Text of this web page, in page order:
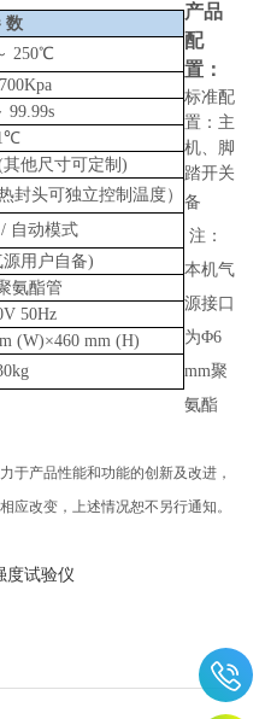
数
250℃
99.99s
其他尺寸可定制)
封头可独立控制温度）
/ 自动模式
源用户自备)
氨酯管
50Hz
(W)×460 mm (H)
产品
配
置：
标准配
置：主
机、脚
踏开关
备
注：
本机气
源接口
为Φ6
mm聚
氨酯
于产品性能和功能的创新及改进，
应改变，上述情况恕不另行通知。
度试验仪